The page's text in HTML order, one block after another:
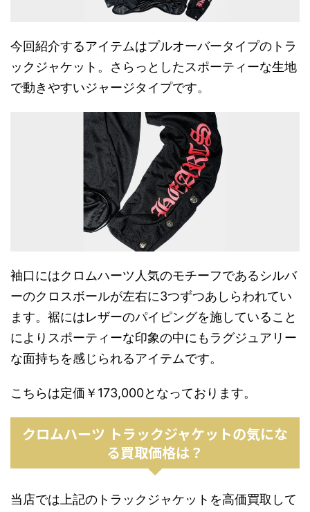
今回紹介するアイテムはプルオーバータイプのトラ
ックジャケット。さらっとしたスポーティーな生地
で動きやすいジャージタイプです。
袖口にはクロムハーツ人気のモチーフであるシルバ
ーのクロスボールが左右に3つずつあしらわれてい
ます。裾にはレザーのパイピングを施していること
によりスポーティーな印象の中にもラグジュアリー
な面持ちを感じられるアイテムです。
こちらは定価￥173,000となっております。
クロムハーツ トラックジャケットの気にな
る買取価格は？
当店では上記のトラックジャケットを高価買取して